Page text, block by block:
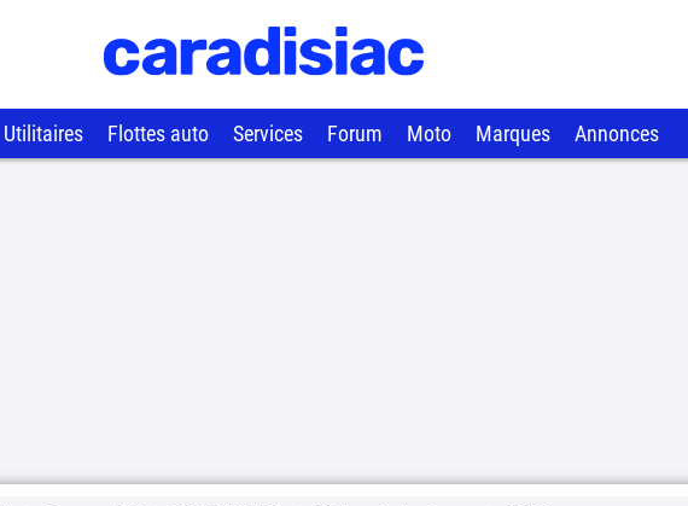
Utilitaires Flottes auto Services Forum Moto Marques Annonces